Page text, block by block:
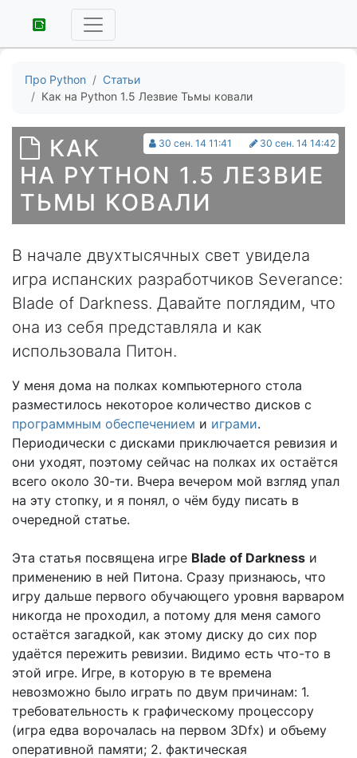
Про Python
Статьи
Как на Python 1.5 Лезвие Тьмы ковали
30 сен. 14 11:41 30 сен. 14 14:42
КАК
НА PYTHON 1.5 ЛЕЗВИЕ
ТЬМЫ КОВАЛИ
В начале двухтысячных свет увидела
игра испанских разработчиков Severance:
Blade of Darkness. Давайте поглядим, что
она из себя представляла и как
использовала Питон.
У меня дома на полках компьютерного стола
разместилось некоторое количество дисков с
программным обеспечением и играми.
Периодически с дисками приключается ревизия и
они уходят, поэтому сейчас на полках их остаётся
всего около 30-ти. Вчера вечером мой взгляд упал
на эту стопку, и я понял, о чём буду писать в
очередной статье.
Эта статья посвящена игре Blade of Darkness и
применению в ней Питона. Сразу признаюсь, что
игру дальше первого обучающего уровня варваром
никогда не проходил, а потому для меня самого
остаётся загадкой, как этому диску до сих пор
удаётся пережить ревизии. Видимо есть что-то в
этой игре. Игре, в которую в те времена
невозможно было играть по двум причинам: 1.
требовательность к графическому процессору
(игра едва ворочалась на первом 3Dfx) и объему
оперативной памяти; 2. фактическая